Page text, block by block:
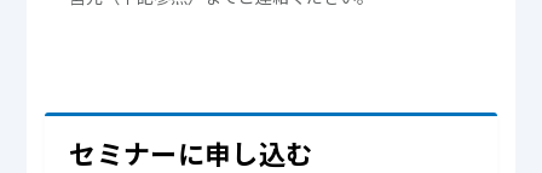
セミナーに申し込む